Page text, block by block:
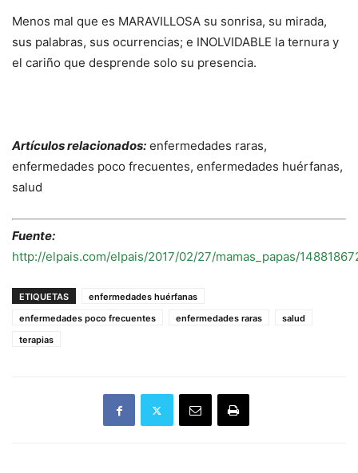
Menos mal que es MARAVILLOSA su sonrisa, su mirada,
sus palabras, sus ocurrencias; e INOLVIDABLE la ternura y
el cariño que desprende solo su presencia.
Artículos relacionados: enfermedades raras,
enfermedades poco frecuentes, enfermedades huérfanas,
salud
Fuente:
http://elpais.com/elpais/2017/02/27/mamas_papas/
ETIQUETAS
enfermedades huérfanas
enfermedades poco frecuentes
enfermedades raras
salud
terapias